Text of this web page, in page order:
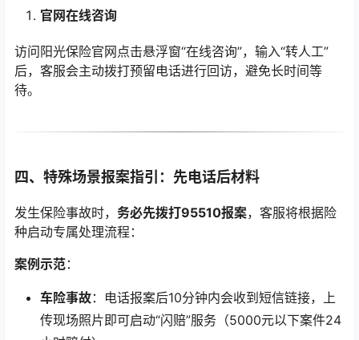
官网在线咨询
访问阳光保险官网点击悬浮窗“在线咨询”，输入“转人工”
后，客服会主动拨打预留电话进行回访，避免长时间等
待。
四、特殊场景报案指引：先电话后材料
发生保险事故时， 务必先拨打95510报案，客服将根据险
种启动专属处理流程：
案例示范：
车险事故：电话报案后10分钟内会收到短信链接，上
传现场照片即可启动“闪赔”服务（5000元以下案件24